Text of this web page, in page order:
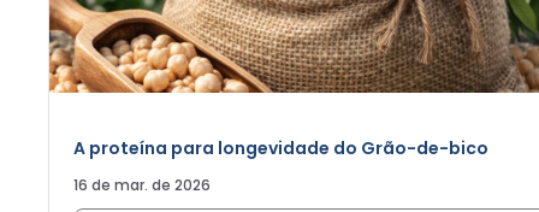
A proteína para longevidade do Grão-de-bico
16 de mar. de 2026